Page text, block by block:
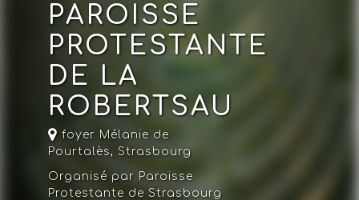
PAROISSE
PROTESTANTE
DE LA
ROBERTSAU
foyer Mélanie de
Pourtalès,Strasbourg
Organisé par Paroisse
Protestante de Strasbourg